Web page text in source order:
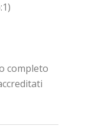
completo